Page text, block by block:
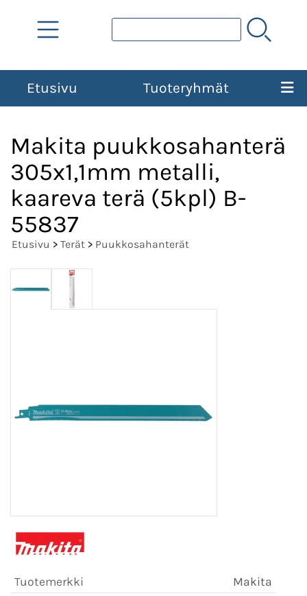
Etusivu Tuoteryhmät
Makita puukkosahanterä
305x1,1mm metalli,
kaareva terä (5kpl) B-
55837
Etusivu > Terät > Puukkosahanterät
Tuotemerkki
Makita